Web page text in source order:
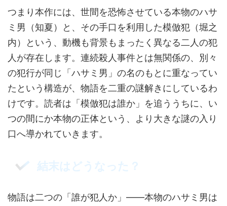
つまり本作には、世間を恐怖させている本物のハサ
ミ男（知夏）と、その手口を利用した模倣犯（堀之
内）という、動機も背景もまったく異なる二人の犯
人が存在します。連続殺人事件とは無関係の、別々
の犯行が同じ「ハサミ男」の名のもとに重なってい
たという構造が、物語を二重の謎解きにしているわ
けです。読者は「模倣犯は誰か」を追ううちに、い
つの間にか本物の正体という、より大きな謎の入り
口へ導かれていきます。
結末はどうなった？
物語は二つの「誰が犯人か」——本物のハサミ男は